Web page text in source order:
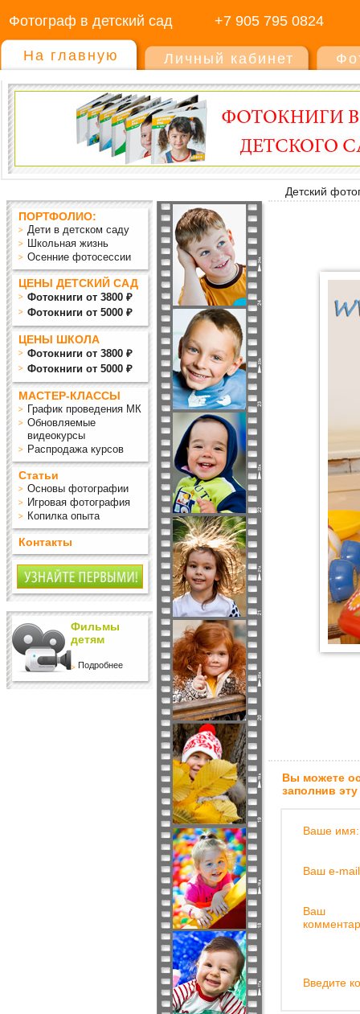
Фотограф в детский сад +7 905 795 0824
На главную Личный кабинет
Детский
ПОРТФОЛИО:
Дети в детском саду
Школьная жизнь
Осенние фотосессии
ЦЕНЫ ДЕТСКИЙ САД
Фотокниги от 3800 ₽
Фотокниги от 5000 ₽
ЦЕНЫ ШКОЛА
Фотокниги от 3800 ₽
Фотокниги от 5000 ₽
МАСТЕР-КЛАССЫ
График проведения МК
Обновляемые
видеокурсы
Распродажа курсов
Статьи
Основы фотографии
Игровая фотография
Копилка опыта
Контакты
Фильмы
детям
Подробнее
Вы можете
заполнив
Ваше имя:
Ваш e-
Ваш
Введите